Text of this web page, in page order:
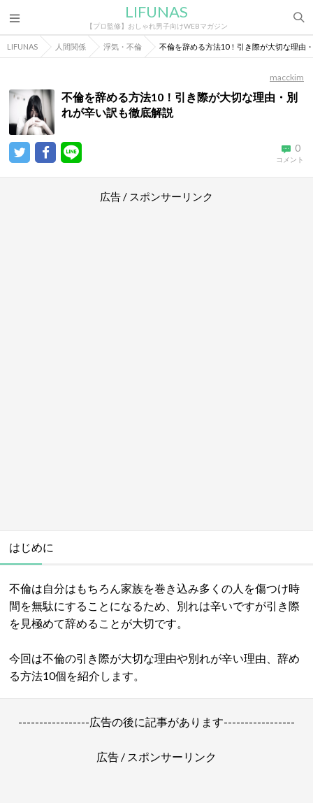
LIFUNAS
【プロ監修】おしゃれ男子向けWEBマガジン
LIFUNAS 人間関係 浮気・不倫 不倫を辞める方法10！引き際が大切な理由
macckim
不倫を辞める方法10！引き際が大切な理由・別
れが辛い訳も徹底解説
0
コメント
広告 / スポンサーリンク
はじめに
不倫は自分はもちろん家族を巻き込み多くの人を傷つけ時
間を無駄にすることになるため、別れは辛いですが引き際
を見極めて辞めることが大切です。
今回は不倫の引き際が大切な理由や別れが辛い理由、辞め
る方法10個を紹介します。
-----------------広告の後に記事があります-----------------
広告 / スポンサーリンク